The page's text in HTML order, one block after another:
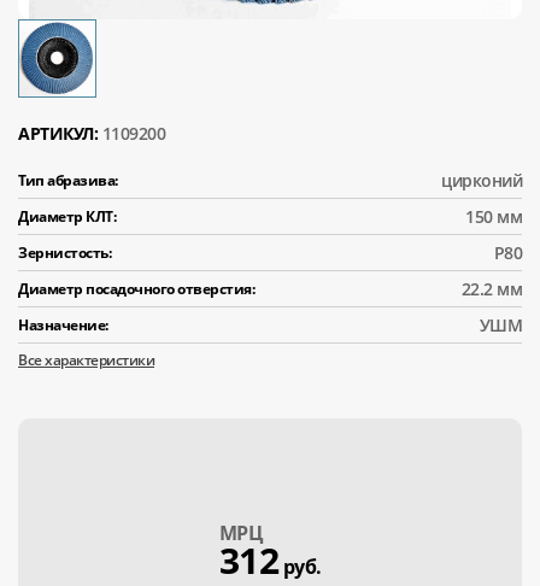
АРТИКУЛ: 1109200
Тип абразива: цирконий
Диаметр КЛТ: 150 мм
Зернистость: Р80
Диаметр посадочного отверстия: 22.2 мм
Назначение: УШМ
Все характеристики
МPЦ
312руб.